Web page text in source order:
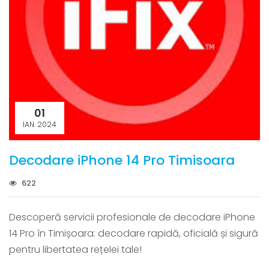
01
IAN. 2024
Decodare iPhone 14 Pro Timisoara
622
Descoperă servicii profesionale de decodare iPhone
14 Pro în Timișoara: decodare rapidă, oficială și sigură
pentru libertatea rețelei tale!